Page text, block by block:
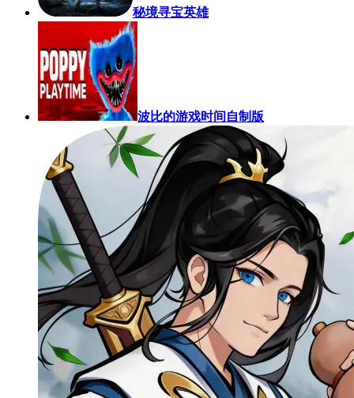
秘境寻宝英雄
波比的游戏时间自制版